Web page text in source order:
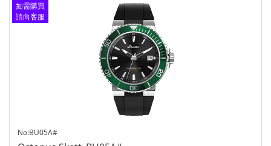
如需購買
請向客服
No:BU05A#